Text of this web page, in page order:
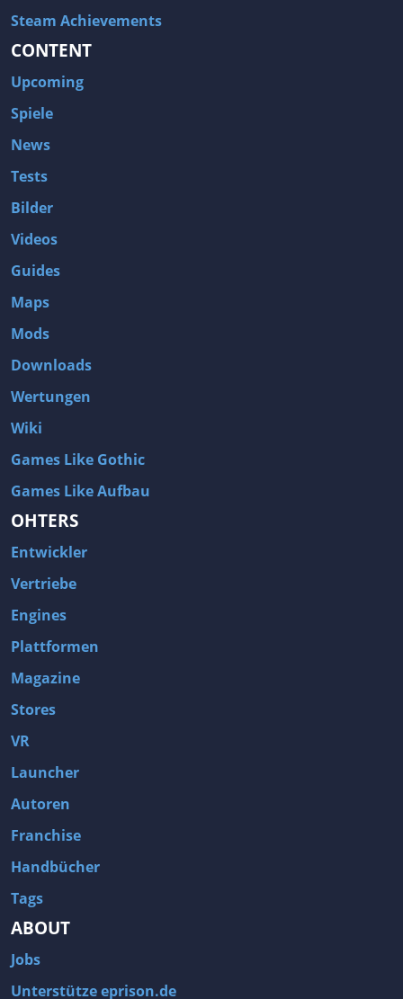
Steam Achievements
CONTENT
Upcoming
Spiele
News
Tests
Bilder
Videos
Guides
Maps
Mods
Downloads
Wertungen
Wiki
Games Like Gothic
Games Like Aufbau
OHTERS
Entwickler
Vertriebe
Engines
Plattformen
Magazine
Stores
VR
Launcher
Autoren
Franchise
Handbücher
Tags
ABOUT
Jobs
Unterstütze eprison.de